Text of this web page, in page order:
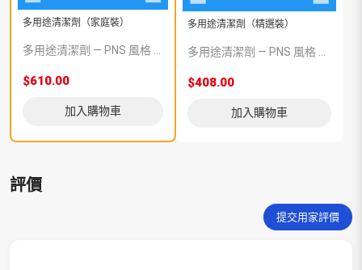
多用途清潔劑（家庭裝）
多用途清潔劑 — PNS 風格 demo 占位商品，方便首頁與分類頁版位演示，上線前由業務替換為真實 SKU。
$610.00
加入購物車
多用途清潔劑（精選裝）
多用途清潔劑 — PNS 風格 demo 占位商品，方便首頁與分類頁版位演示，上線前由業務替換為真實 SKU。
$408.00
加入購物車
評價
提交用家評價